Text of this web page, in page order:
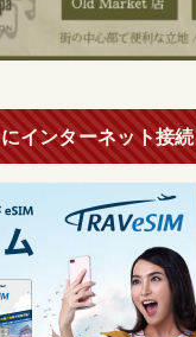
インターネット接続